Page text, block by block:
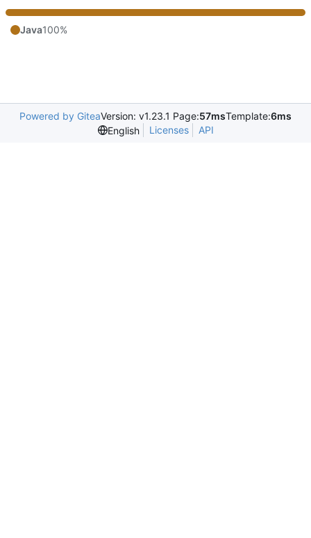
Java100%
Powered by GiteaVersion: v1.23.1 Page:57msTemplate:6ms
English
Licenses API